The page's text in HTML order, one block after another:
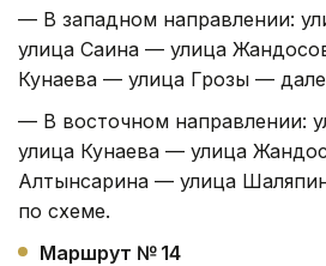
— В западном направлении:
улица Саина — улица
Кунаева — улица Грозы —
— В восточном направлении:
улица Кунаева — улица
Алтынсарина — улица
по схеме.
Маршрут № 14